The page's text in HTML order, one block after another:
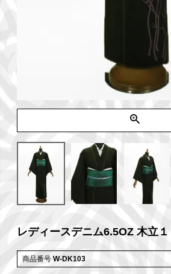
レディースデニム6.5OZ 木立
商品番号 W-DK103